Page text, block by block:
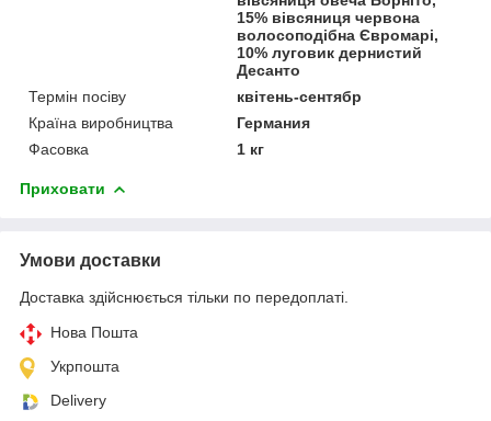
15% вівсяниця червона
волосоподібна Євромарі,
10% луговик дернистий
Десанто
Термін посіву
квітень-сентябр
Країна виробництва
Германия
Фасовка
1 кг
Приховати
Умови доставки
Доставка здійснюється тільки по передоплаті.
Нова Пошта
Укрпошта
Delivery